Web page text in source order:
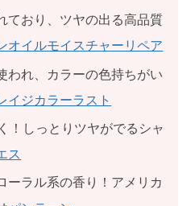
ており、ツヤの出る高品質
オイルモイスチャーリペア
われ、カラーの色持ちがい
イジカラーラスト
！しっとりツヤがでるシャ
ス
ーラル系の香り！アメリカ